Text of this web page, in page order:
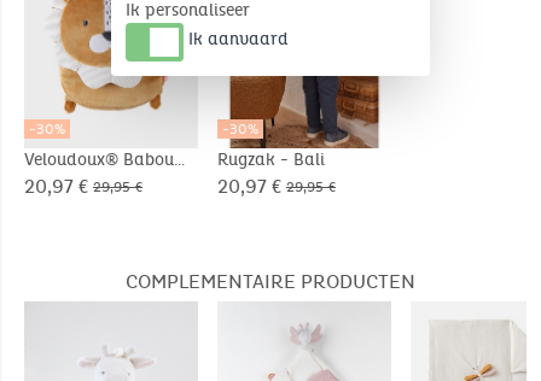
-30%
Veloudoux® Babou
rugzak, karamel
20,97 € 29,95 €
-30%
Rugzak - Bali
20,97 € 29,95 €
COMPLEMENTAIRE PRODUCTEN
Ik personaliseer
Ik aanvaard